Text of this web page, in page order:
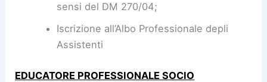
sensi del DM 270/04;
Iscrizione all’Albo Professionale depli
Assistenti
EDUCATORE PROFESSIONALE SOCIO